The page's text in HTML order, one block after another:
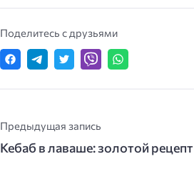
Поделитесь с друзьями
Предыдущая запись
Кебаб в лаваше: золотой рецепт